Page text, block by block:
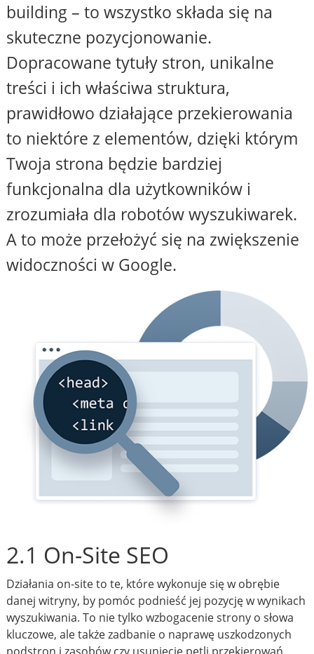
building – to wszystko składa się na
skuteczne pozycjonowanie.
Dopracowane tytuły stron, unikalne
treści i ich właściwa struktura,
prawidłowo działające przekierowania
to niektóre z elementów, dzięki którym
Twoja strona będzie bardziej
funkcjonalna dla użytkowników i
zrozumiała dla robotów wyszukiwarek.
A to może przełożyć się na zwiększenie
widoczności w Google.
2.1 On-Site SEO
Działania on-site to te, które wykonuje się w obrębie
danej witryny, by pomóc podnieść jej pozycję w wynikach
wyszukiwania. To nie tylko wzbogacenie strony o słowa
kluczowe, ale także zadbanie o naprawę uszkodzonych
podstron i zasobów czy usunięcie pętli przekierowań.